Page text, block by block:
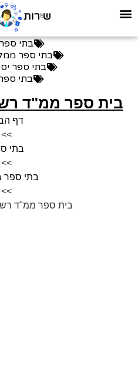
בתי ספר
בתי ספר
בתי ספר
בתי ספר
בית ספר ממ"ד
דף
>>
בתי
>>
בתי ספר
>>
בית ספר ממ"ד